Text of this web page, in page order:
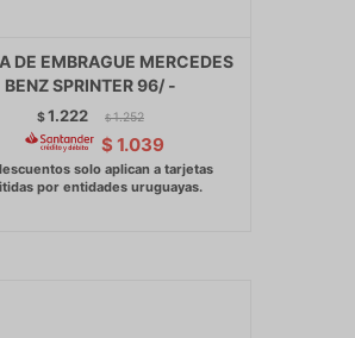
DE EMBRAGUE MERCEDES
BENZ SPRINTER 96/ -
$1.222 $ 1.252
$ 1.039